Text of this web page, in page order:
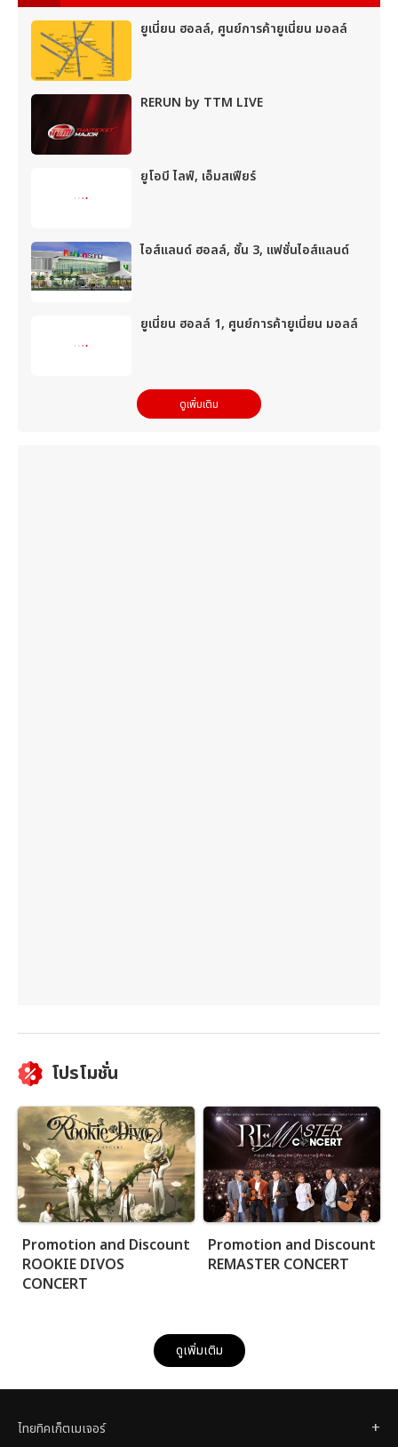
ยูเนี่ยน ฮอลล์, ศูนย์การค้ายูเนี่ยน มอลล์
RERUN by TTM LIVE
ยูโอบี ไลฟ์, เอ็มสเฟียร์
ไอส์แลนด์ ฮอลล์, ชั้น 3, แฟชั่นไอส์แลนด์
ยูเนี่ยน ฮอลล์ 1, ศูนย์การค้ายูเนี่ยน มอลล์
ดูเพิ่มเติม
โปรโมชั่น
Promotion and Discount
ROOKIE DIVOS
CONCERT
Promotion and Discount
REMASTER CONCERT
ดูเพิ่มเติม
ไทยทิคเก็ตเมเจอร์